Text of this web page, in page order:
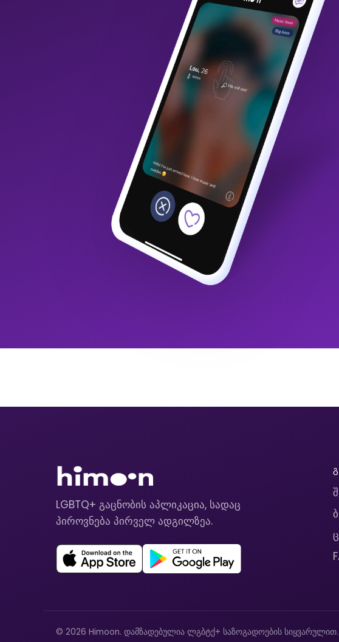
LGBTQ+ გაცნობის აპლიკაცია, სადაც
პიროვნება პირველ ადგილზეა.
© 2026 Himoon. დამზადებულია ლგბტქ+ საზოგადოების სიყვარულით.